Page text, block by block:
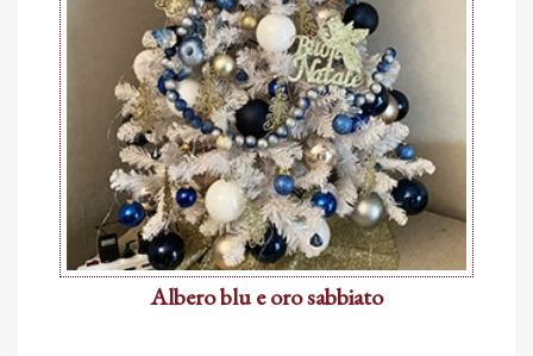
Albero blu e oro sabbiato